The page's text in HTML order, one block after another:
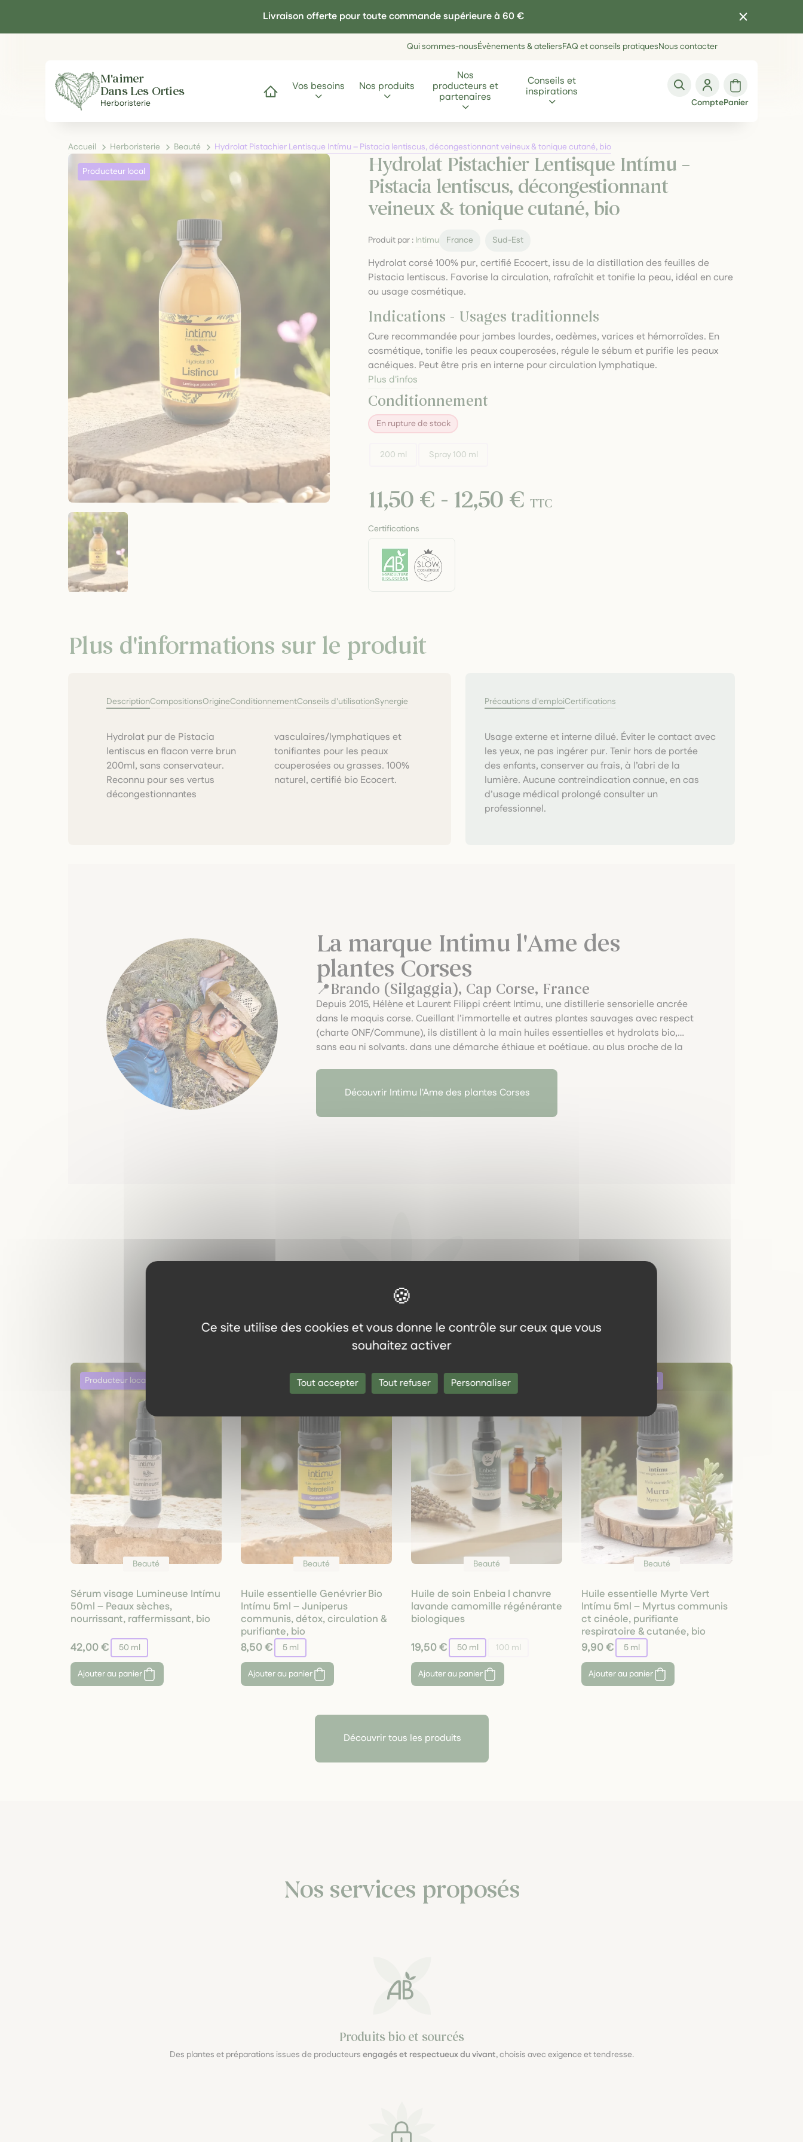
Ce site utilise des cookies et vous donne le contrôle sur ceux que vous
souhaitez activer
Tout accepter Tout refuser Personnaliser
Livraison offerte pour toute commande supérieure à 60 €
Qui sommes-nousÉvènements & ateliersFAQ et conseils pratiquesNous contacter
M'aimer
Dans Les Orties
Herboristerie
Accueil
Vos besoins Nos produits
Nos
producteurs et
partenaires
Conseils et
inspirations
ComptePanier
Accueil Herboristerie Beauté Hydrolat Pistachier Lentisque Intímu – Pistacia lentiscus, décongestionnant veineux & tonique cutané, bio
Hydrolat Pistachier Lentisque Intímu –
Pistacia lentiscus, décongestionnant
veineux & tonique cutané, bio
Produit par : Intimu France Sud-Est
Hydrolat corsé 100% pur, certifié Ecocert, issu de la distillation des feuilles de
Pistacia lentiscus. Favorise la circulation, rafraîchit et tonifie la peau, idéal en cure
ou usage cosmétique.
Indications - Usages traditionnels
Cure recommandée pour jambes lourdes, oedèmes, varices et hémorroïdes. En
cosmétique, tonifie les peaux couperosées, régule le sébum et purifie les peaux
acnéiques. Peut être pris en interne pour circulation lymphatique.
Plus d'infos
Conditionnement
En rupture de stock
200 ml Spray 100 ml
11,50 € - 12,50 € TTC
Certifications
Plus d'informations sur le produit
DescriptionCompositionsOrigineConditionnementConseils d'utilisationSynergie
Hydrolat pur de Pistacia
lentiscus en flacon verre brun
200ml, sans conservateur.
Reconnu pour ses vertus
décongestionnantes
vasculaires/lymphatiques et
tonifiantes pour les peaux
couperosées ou grasses. 100%
naturel, certifié bio Ecocert.
Précautions d'emploiCertifications
Usage externe et interne dilué. Éviter le contact avec
les yeux, ne pas ingérer pur. Tenir hors de portée
des enfants, conserver au frais, à l’abri de la
lumière. Aucune contreindication connue, en cas
d’usage médical prolongé consulter un
professionnel.
La marque Intimu l'Ame des
plantes Corses
Brando (Silgaggia), Cap Corse, France
Depuis 2015, Hélène et Laurent Filippi créent Intimu, une distillerie sensorielle ancrée
dans le maquis corse. Cueillant l’immortelle et autres plantes sauvages avec respect
(charte ONF/Commune), ils distillent à la main huiles essentielles et hydrolats bio,
sans eau ni solvants, dans une démarche éthique et poétique, au plus proche de la
Découvrir Intimu l'Ame des plantes Corses
Les autres produits dans la
même gamme
Beauté
Sérum visage Lumineuse Intímu
50ml – Peaux sèches,
nourrissant, raffermissant, bio
42,00 € 50 ml
Ajouter au panier
Beauté
Huile essentielle Genévrier Bio
Intímu 5ml – Juniperus
communis, détox, circulation &
purifiante, bio
8,50 € 5 ml
Ajouter au panier
Beauté
Huile de soin Enbeia l chanvre
lavande camomille régénérante
biologiques
19,50 € 50 ml 100 ml
Ajouter au panier
Beauté
Huile essentielle Myrte Vert
Intímu 5ml – Myrtus communis
ct cinéole, purifiante
respiratoire & cutanée, bio
9,90 € 5 ml
Ajouter au panier
Découvrir tous les produits
Nos services proposés
Produits bio et sourcés
Des plantes et préparations issues de producteurs engagés et respectueux du vivant, choisis avec exigence et tendresse.